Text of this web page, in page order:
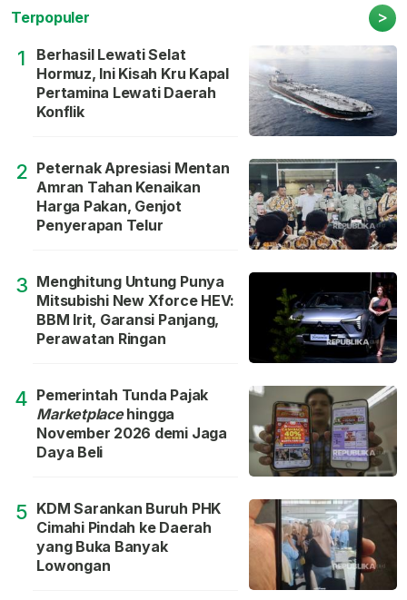
Terpopuler >
1
Berhasil Lewati Selat
Hormuz, Ini Kisah Kru Kapal
Pertamina Lewati Daerah
Konflik
2 Peternak Apresiasi Mentan
Amran Tahan Kenaikan
Harga Pakan, Genjot
Penyerapan Telur
3 Menghitung Untung Punya
Mitsubishi New Xforce HEV:
BBM Irit, Garansi Panjang,
Perawatan Ringan
4 Pemerintah Tunda Pajak
Marketplacehingga
November 2026 demi Jaga
Daya Beli
5 KDM Sarankan Buruh PHK
Cimahi Pindah ke Daerah
yang Buka Banyak
Lowongan